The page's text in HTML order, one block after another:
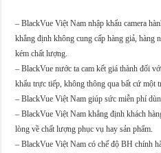
– BlackVue Việt Nam nhập khẩu camera
khẳng định không cung cấp hàng giả, hàng
kém chất lượng.
– BlackVue nước ta cam kết giá thành đối
khẩu trực tiếp, không thông qua bất cứ một
– BlackVue Việt Nam giúp sức miễn phí
– BlackVue Việt Nam khẳng định khách
lòng về chất lượng phục vụ hay sản phẩm.
– BlackVue Việt Nam có chế độ BH chính